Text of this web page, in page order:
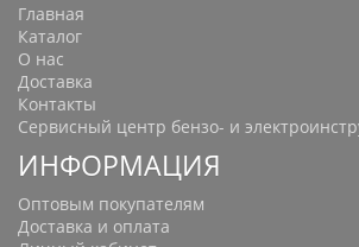
Главная
Каталог
О нас
Доставка
Контакты
Сервисный центр бензо- и
ИНФОРМАЦИЯ
Оптовым покупателям
Доставка и оплата